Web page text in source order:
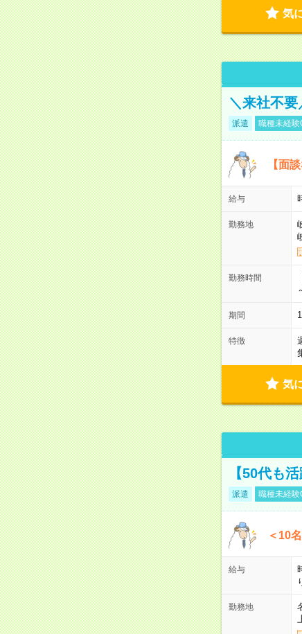
気
＼来社不
派遣 職種未経験
【面
給与
勤務地
勤務時間
期間
特徴
気
【50代も
派遣 職種未経験
＜10
給与
勤務地